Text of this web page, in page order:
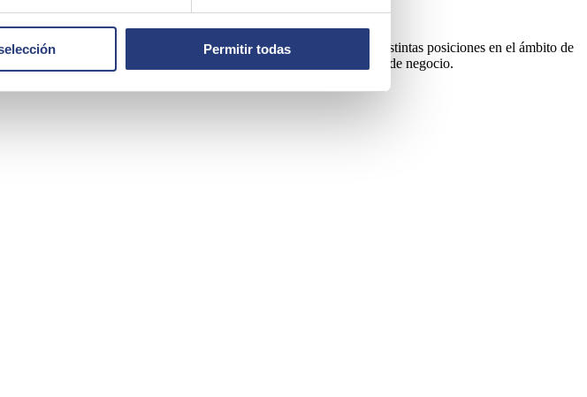
Permitir todas
sus más de 20 años de carrera en el sector TI, ocupando distintas posiciones en el ámbito de
Iván es además colaborador académico de distintas escuelas de negocio.